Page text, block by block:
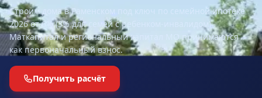
Строим домав Раменском
под ключ по семейной ипотеке
2026 от 6% (3% для семей с ребёнком-инвалидом).
Маткапитал и региональный капитал МО принимаются
как первоначальный взнос.
Получить расчёт